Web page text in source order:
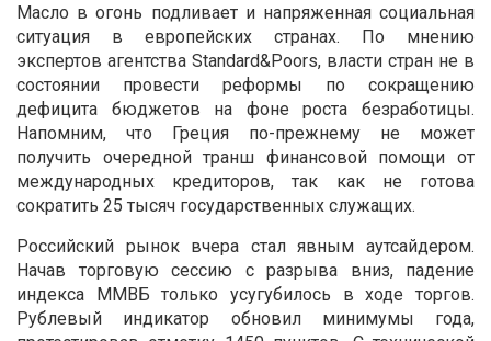
Масло в огонь подливает и напряженная социальная
ситуация в европейских странах. По мнению
экспертов агентства Standard&Poors, власти стран не в
состоянии провести реформы по сокращению
дефицита бюджетов на фоне роста безработицы.
Напомним, что Греция по-прежнему не может
получить очередной транш финансовой помощи от
международных кредиторов, так как не готова
сократить 25 тысяч государственных служащих.
Российский рынок вчера стал явным аутсайдером.
Начав торговую сессию с разрыва вниз, падение
индекса ММВБ только усугубилось в ходе торгов.
Рублевый индикатор обновил минимумы года,